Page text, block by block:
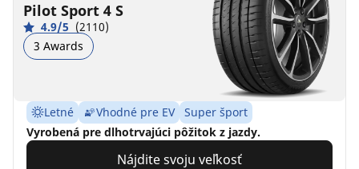
Pilot Sport 4 S
4.9/5 (2110)
3 Awards
Letné Vhodné pre EV
Super šport
Vyrobená pre dlhotrvajúci pôžitok z jazdy.
Nájdite svoju veľkosť